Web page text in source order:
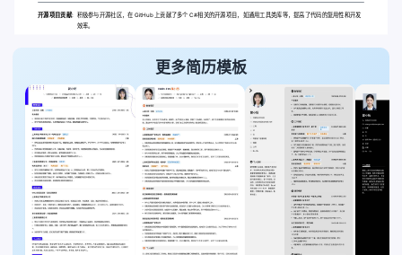
开源项目贡献: 积极参与开源社区，在 GitHub 上贡献了多个 C#相关的开源项目，如通用工具类库等，提高了代码的复用性和开发
效率。
更多简历模板